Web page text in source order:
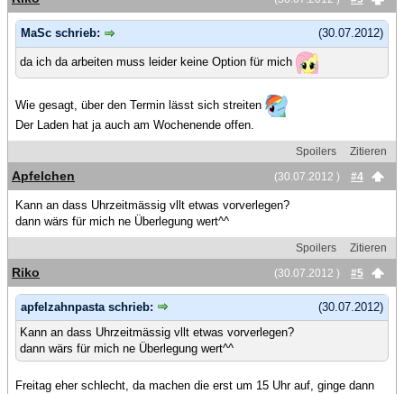
(30.07.2012)
MaSc schrieb:
da ich da arbeiten muss leider keine Option für mich
Wie gesagt, über den Termin lässt sich streiten
Der Laden hat ja auch am Wochenende offen.
Spoilers
Zitieren
(30.07.2012 )
#4
Apfelchen
Kann an dass Uhrzeitmässig vllt etwas vorverlegen?
dann wärs für mich ne Überlegung wert^^
Spoilers
Zitieren
(30.07.2012 )
#5
Riko
(30.07.2012)
apfelzahnpasta schrieb:
Kann an dass Uhrzeitmässig vllt etwas vorverlegen?
dann wärs für mich ne Überlegung wert^^
Freitag eher schlecht, da machen die erst um 15 Uhr auf, ginge dann